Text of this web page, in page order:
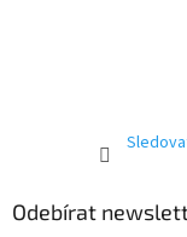
Odebírat